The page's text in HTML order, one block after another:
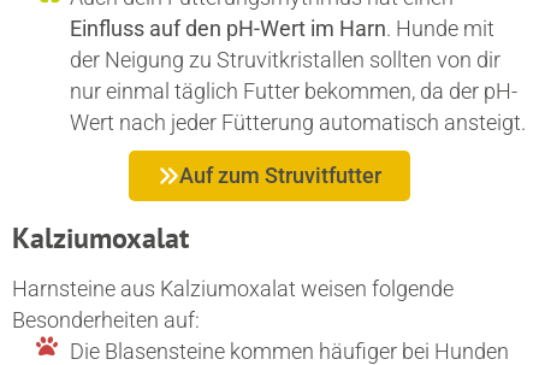
Einfluss auf den pH-Wert im Harn. Hunde mit
der Neigung zu Struvitkristallen sollten von dir
nur einmal täglich Futter bekommen, da der pH-
Wert nach jeder Fütterung automatisch ansteigt.
Auf zum Struvitfutter
Kalziumoxalat
Harnsteine aus Kalziumoxalat weisen folgende
Besonderheiten auf:
Die Blasensteine kommen häufiger bei Hunden